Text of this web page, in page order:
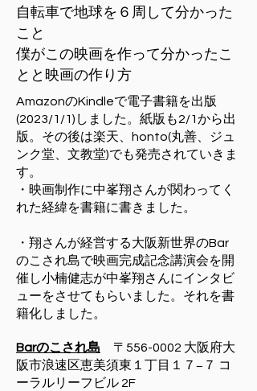
自転車で地球を６周して分かった
こと
​僕がこの映画を作って分かったこ
とと映画の作り方
AmazonのKindleで電子書籍を出版
(2023/1/1)しました。紙版も2/1から出
版。その後は楽天、honto(丸善、ジュ
ンク堂、文教堂)でも発売されていきま
す。
​・映画制作に中峯翔さんが関わってく
れた経緯を書籍に書きました。
・翔さんが経営する大阪新世界のBar
のこされ島で映画完成記念講演会を開
催し小楠健志が中峯翔さんにインタビ
ューをさせてもらいました。それを書
籍化しました。
Barのこされ島 〒556-0002 大阪府大
阪市浪速区恵美須東１丁目１７−７ コ
ーラルリーフビル 2F